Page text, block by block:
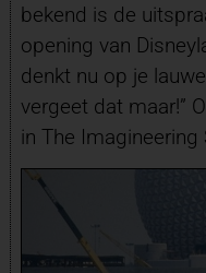
bekend is de
opening van
denkt nu op je
vergeet dat maar!”
in The Imagineering